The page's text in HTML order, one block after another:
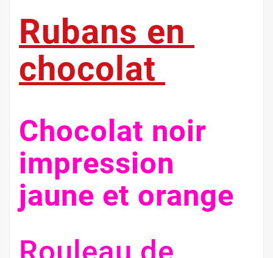
Rubans en
chocolat
Chocolat noir
impression
jaune et orange